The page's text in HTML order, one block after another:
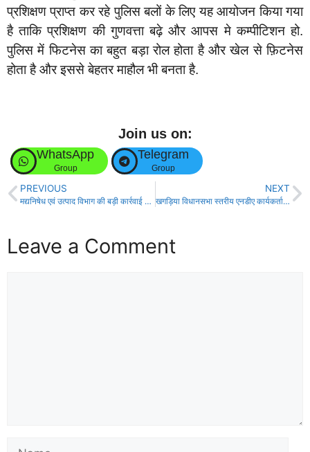
प्रशिक्षण प्राप्त कर रहे पुलिस बलों के लिए यह आयोजन किया गया
है ताकि प्रशिक्षण की गुणवत्ता बढ़े और आपस मे कम्पीटिशन हो.
पुलिस में फिटनेस का बहुत बड़ा रोल होता है और खेल से फ़िटनेस
होता है और इससे बेहतर माहौल भी बनता है.
Join us on:
WhatsApp
Group
Telegram
Group
PREVIOUS
मद्यनिषेध एवं उत्पाद विभाग की बड़ी कार्रवाई में विदेशी शराब की खेप बरामद दो तस्कर गिरफ्तार!
NEXT
खगड़िया विधानसभा स्तरीय एनडीए कार्यकर्ता सम्मेलन बना शक्ति प्रदर्शन का प्रतीक!
Leave a Comment